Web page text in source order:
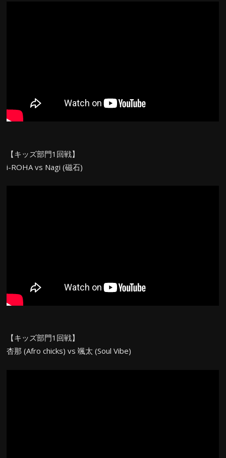
【キッズ部門1回戦】
i-ROHA vs Nagi (磁石)
【キッズ部門1回戦】
杏那 (Afro chicks) vs 颯太 (Soul Vibe)